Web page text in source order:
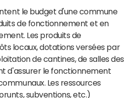
le budget d'une commune
de fonctionnement et en
Les produits de
locaux, dotations versées par
de cantines, de salles des
d'assurer le fonctionnement
Les ressources
subventions, etc.)